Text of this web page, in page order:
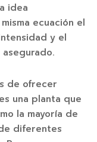
idea
ecuación el
y el
de ofrecer
una planta que
la mayoría de
diferentes